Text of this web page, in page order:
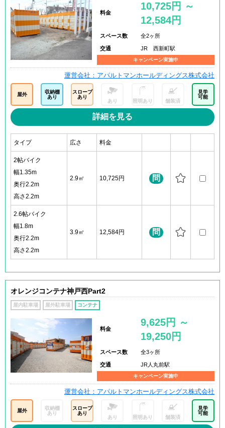
料金
10,725円 ～
12,584円
スペース数 全2ヶ所
交通 JR 西新町駅
キャンペーン実施中
運営会社：アパルトマンホールディングス株式会社
屋外
収納棚
あり
スロープ
あり
あり 照明あり 舗装済
見学
可能
詳細を見る
タイプ 広さ 料金
2帖バイク
幅1.35m
奥行2.2m
高さ2.2m
2.9㎡ 10,725円 問
2.6帖バイク
幅1.8m
奥行2.2m
高さ2.2m
3.9㎡ 12,584円 問
オレンジコンテナ神戸西Part2
屋内駐車場 屋外駐車場 コンテナ
料金
9,625円 ～
19,250円
スペース数 全3ヶ所
交通 JR人丸前駅
キャンペーン実施中
運営会社：アパルトマンホールディングス株式会社
屋外
収納棚
あり
スロープ
あり
あり 照明あり 舗装済
見学
可能